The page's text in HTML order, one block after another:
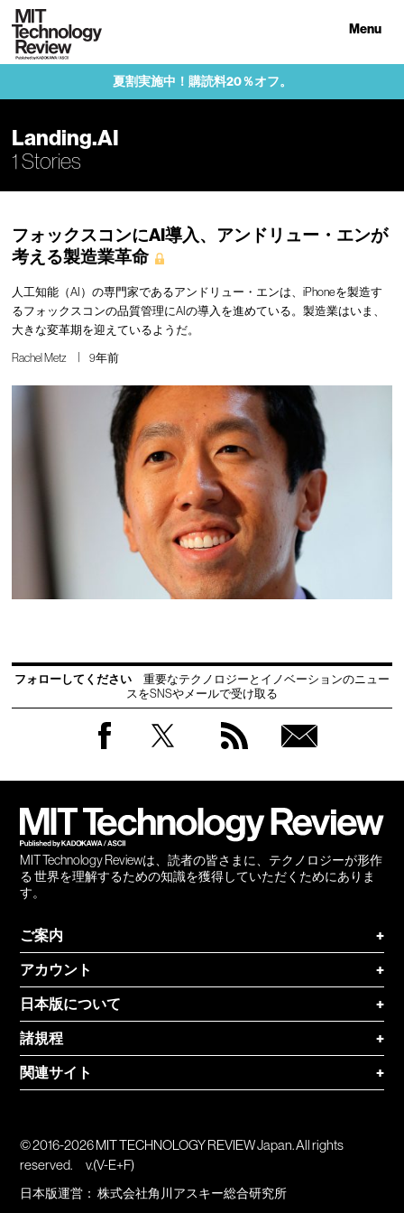
Menu
夏割実施中！購読料20％オフ。
Landing.AI
1 Stories
フォックスコンにAI導入、アンドリュー・エンが
考える製造業革命
人工知能（AI）の専門家であるアンドリュー・エンは、iPhoneを製造す
るフォックスコンの品質管理にAIの導入を進めている。製造業はいま、
大きな変革期を迎えているようだ。
Rachel Metz 9年前
フォローしてください
重要なテクノロジーとイノベーションのニュー
スをSNSやメールで受け取る
MIT Technology Reviewは、読者の皆さまに、テクノロジーが形作
る 世界を理解するための知識を獲得していただくためにありま
す。
ご案内
+
アカウント
+
日本版について
+
諸規程
+
関連サイト
+
© 2016-2026 MIT TECHNOLOGY REVIEW Japan. All rights
reserved.
v.(V-E+F)
日本版運営：株式会社角川アスキー総合研究所